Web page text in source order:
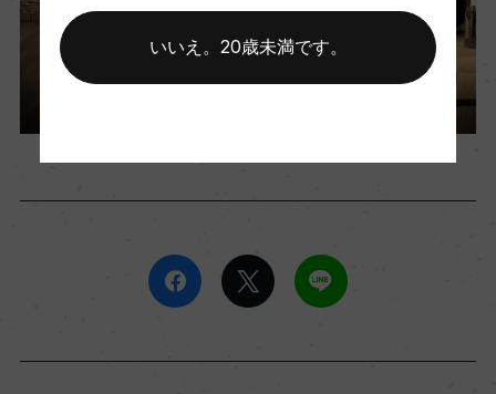
いいえ。20歳未満です。